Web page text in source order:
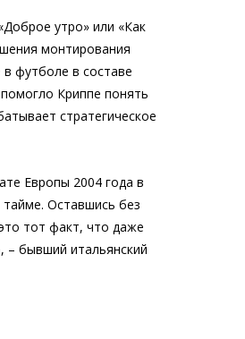
утро» или «Как
монтирования
футболе в составе
Криппе понять
стратегическое
Европы 2004 года в
Оставшись без
тот факт, что даже
– бывший итальянский